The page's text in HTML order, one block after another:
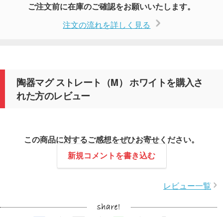
ご注文前に在庫のご確認をお願いいたします。
注文の流れを詳しく見る
陶器マグ ストレート（M） ホワイトを購入さ
れた方のレビュー
この商品に対するご感想をぜひお寄せください。
新規コメントを書き込む
レビュー一覧